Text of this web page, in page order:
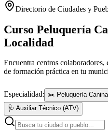
Directorio de Ciudades y
Curso Peluquería
Localidad
Encuentra centros
de formación práctica en tu
Especialidad: ✂️ Peluquería Canina
🩺 Auxiliar Técnico (ATV)